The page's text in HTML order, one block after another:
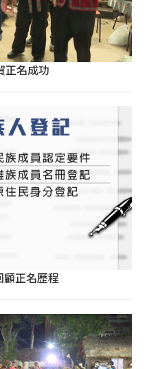
正名成功
正名歷程